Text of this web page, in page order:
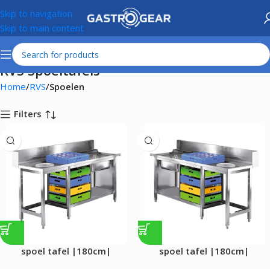
Skip to navigation
Skip to main content
RVS Spoeltafels
Home RVS Spoelen
Filters
spoel tafel |180cm| spoel tafel |180cm|